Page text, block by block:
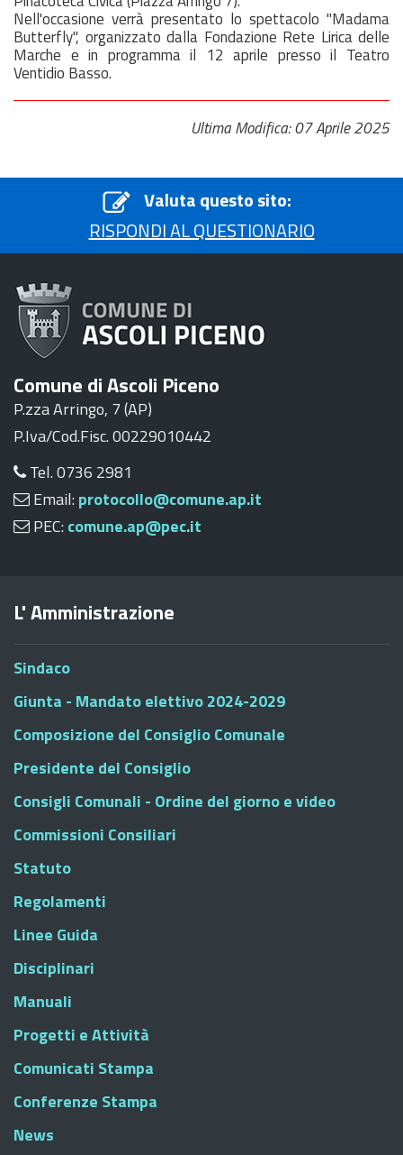
Nell'occasione verrà presentato lo spettacolo "Madama
Butterfly", organizzato dalla Fondazione Rete Lirica delle
Marche e in programma il 12aprile presso il Teatro
Ventidio Basso.
Ultima Modifica: 07 Aprile 2025
Valuta questo sito:
RISPONDI AL QUESTIONARIO
Comune di Ascoli Piceno
P.zza Arringo, 7 (AP)
P.Iva/Cod.Fisc. 00229010442
Tel. 0736 2981
Email: protocollo@comune.ap.it
PEC: comune.ap@pec.it
L' Amministrazione
Sindaco
Giunta - Mandato elettivo 2024-2029
Composizione del Consiglio Comunale
Presidente del Consiglio
Consigli Comunali - Ordine del giorno e video
Commissioni Consiliari
Statuto
Regolamenti
Linee Guida
Disciplinari
Manuali
Progetti e Attività
Comunicati Stampa
Conferenze Stampa
News